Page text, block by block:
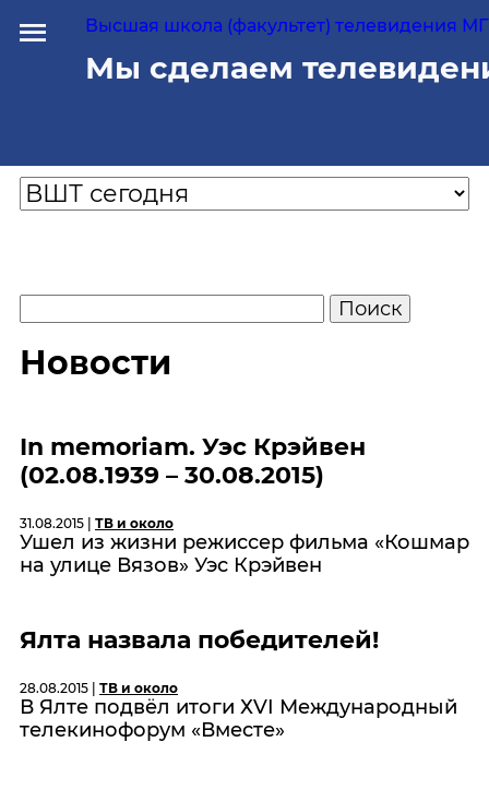
Высшая школа (факультет) телевидения
Мы сделаем
Новости
In memoriam. Уэс Крэйвен
(02.08.1939 – 30.08.2015)
31.08.2015 | ТВ и около
Ушел из жизни режиссер фильма «Кошмар
на улице Вязов» Уэс Крэйвен
Ялта назвала победителей!
28.08.2015 | ТВ и около
В Ялте подвёл итоги ХVI Международный
телекинофорум «Вместе»